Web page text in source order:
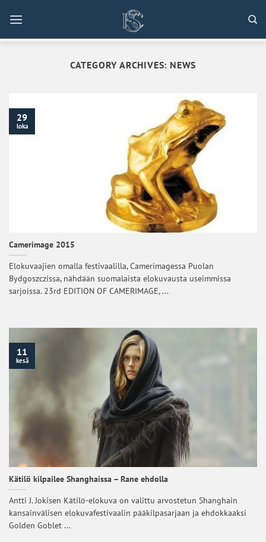
content
CATEGORY ARCHIVES: NEWS
Camerimage 2015
Elokuvaajien omalla festivaalilla, Camerimagessa Puolan
Bydgoszczissa, nähdään suomalaista elokuvausta useimmissa
sarjoissa. 23rd EDITION OF CAMERIMAGE, ...
29
loka
Kätilö kilpailee Shanghaissa – Rane ehdolla
Antti J. Jokisen Kätilö-elokuva on valittu arvostetun Shanghain
kansainvälisen elokuvafestivaalin pääkilpasarjaan ja ehdokkaaksi
Golden Goblet ...
11
kesä